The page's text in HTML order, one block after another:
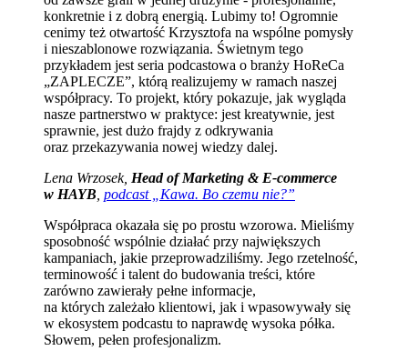
konkretnie i z dobrą energią. Lubimy to! Ogromnie
cenimy też otwartość Krzysztofa na wspólne pomysły
i nieszablonowe rozwiązania. Świetnym tego
przykładem jest seria podcastowa o branży HoReCa
„ZAPLECZE”, którą realizujemy w ramach naszej
współpracy. To projekt, który pokazuje, jak wygląda
nasze partnerstwo w praktyce: jest kreatywnie, jest
sprawnie, jest dużo frajdy z odkrywania
oraz przekazywania nowej wiedzy dalej.
Lena Wrzosek, Head of Marketing & E-commerce
w HAYB podcast „Kawa. Bo czemu nie?”
Współpraca okazała się po prostu wzorowa. Mieliśmy
sposobność wspólnie działać przy największych
kampaniach, jakie przeprowadziliśmy. Jego rzetelność,
terminowość i talent do budowania treści, które
zarówno zawierały pełne informacje,
na których zależało klientowi, jak i wpasowywały się
w ekosystem podcastu to naprawdę wysoka półka.
Słowem, pełen profesjonalizm.